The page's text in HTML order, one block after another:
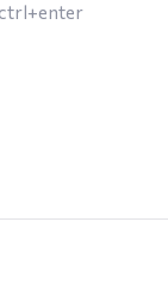
ctrl+enter